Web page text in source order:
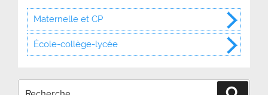
Maternelle et CP
École-collège-lycée